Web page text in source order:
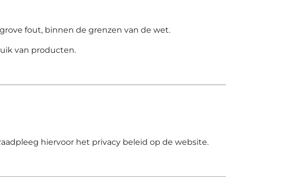
fout, binnen de grenzen van de wet.
van producten.
hiervoor het privacy beleid op de website.